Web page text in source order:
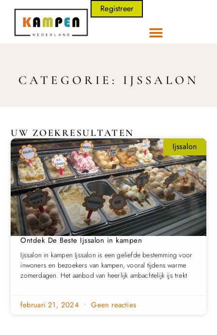
Registreer
CATEGORIE: IJSSALON
UW ZOEKRESULTATEN
Ijssalon
Ontdek De Beste Ijssalon in kampen
Ijssalon in kampen Ijssalon is een geliefde bestemming voor
inwoners en bezoekers van kampen, vooral tijdens warme
zomerdagen. Het aanbod van heerlijk ambachtelijk ijs trekt
februari 21, 2024 Geen reacties